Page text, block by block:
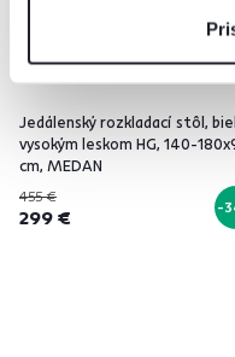
Jedálenský rozkladací stôl,
vysokým leskom HG, 140-
cm, MEDAN
455 €
299 € -